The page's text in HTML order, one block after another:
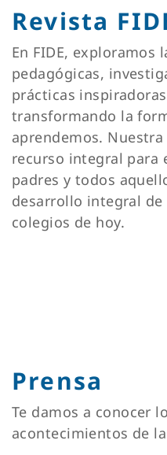
Revista
En FIDE, exploramos
pedagógicas,
prácticas
transformando la
aprendemos.
recurso integral para
padres y todos
desarrollo integral
colegios de hoy.
Prensa
Te damos a conocer
acontecimientos de